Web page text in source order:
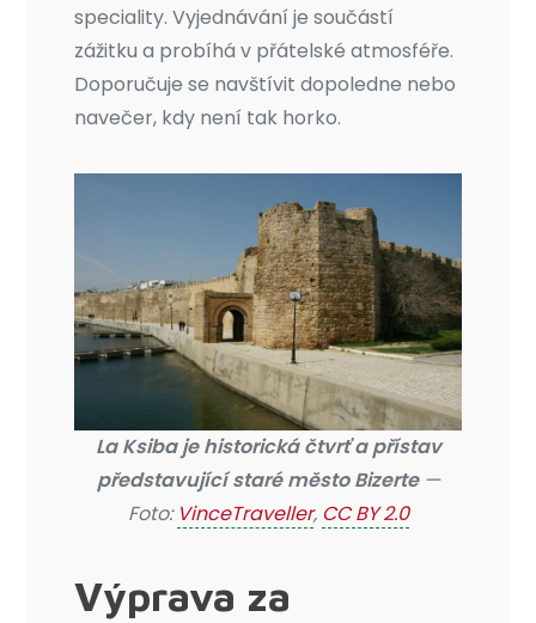
speciality. Vyjednávání je součástí
zážitku a probíhá v přátelské atmosféře.
Doporučuje se navštívit dopoledne nebo
navečer, kdy není tak horko.
La Ksiba je historická čtvrť a přístav
představující staré město Bizerte—
Foto: VinceTraveller, CC BY 2.0
Výprava za